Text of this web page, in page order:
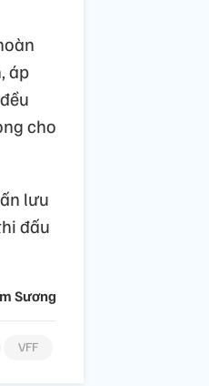
áp
cho
lưu
đấu
Sương
VFF